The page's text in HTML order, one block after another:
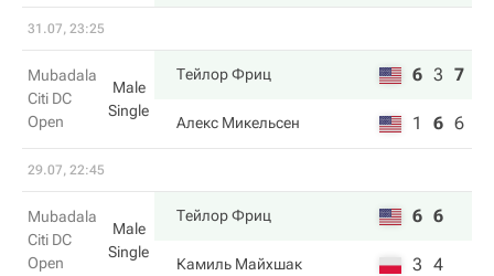
31.07, 23:25
Mubadala
Citi DC
Open
Male
Single
Тейлор Фриц 6 3 7
Алекс Микельсен 1 6 6
29.07, 22:45
Mubadala
Citi DC
Open
Male
Single
Тейлор Фриц 6 6
Камиль Майхшак 3 4